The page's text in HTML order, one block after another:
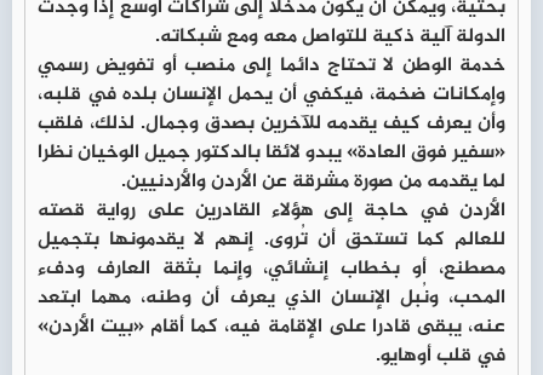
بحثية، ويمكن أن يكون مدخلا إلى شراكات أوسع إذا وجدت
الدولة آلية ذكية للتواصل معه ومع شبكاته.
خدمة الوطن لا تحتاج دائما إلى منصب أو تفويض رسمي
وإمكانات ضخمة، فيكفي أن يحمل الإنسان بلده في قلبه،
وأن يعرف كيف يقدمه للآخرين بصدق وجمال. لذلك، فلقب
«سفير فوق العادة» يبدو لائقا بالدكتور جميل الوخيان نظرا
لما يقدمه من صورة مشرقة عن الأردن والأردنيين.
الأردن في حاجة إلى هؤلاء القادرين على رواية قصته
للعالم كما تستحق أن تُروى. إنهم لا يقدمونها بتجميل
مصطنع، أو بخطاب إنشائي، وإنما بثقة العارف ودفء
المحب، ونُبل الإنسان الذي يعرف أن وطنه، مهما ابتعد
عنه، يبقى قادرا على الإقامة فيه، كما أقام «بيت الأردن»
في قلب أوهايو.